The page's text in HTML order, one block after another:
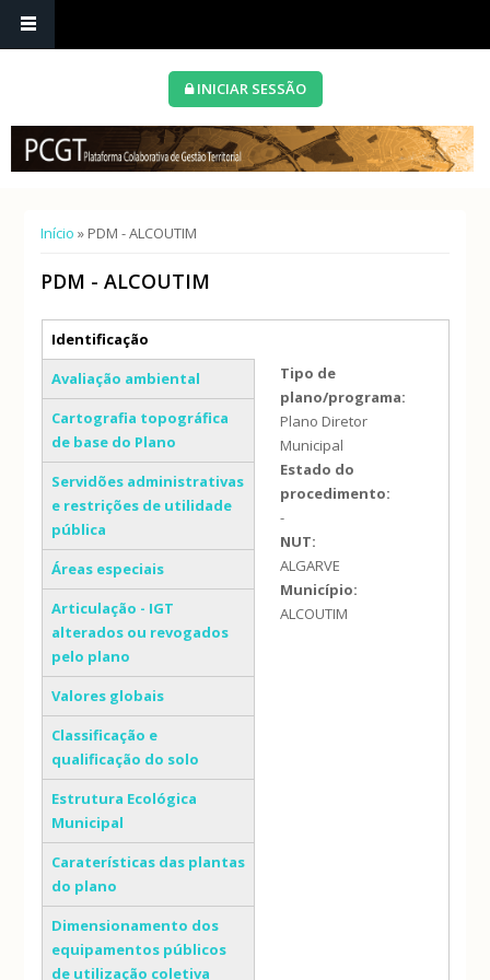
INICIAR SESSÃO
Está aqui
Início » PDM - ALCOUTIM
PDM - ALCOUTIM
Separadores verticais
Identificação
(separador ativo)
Avaliação ambiental
Cartografia topográfica
de base do Plano
Servidões administrativas
e restrições de utilidade
pública
Áreas especiais
Articulação - IGT
alterados ou revogados
pelo plano
Valores globais
Classificação e
qualificação do solo
Estrutura Ecológica
Municipal
Caraterísticas das plantas
do plano
Dimensionamento dos
equipamentos públicos
de utilização coletiva
Tipo de
plano/programa:
Plano Diretor
Municipal
Estado do
procedimento:
-
NUT:
ALGARVE
Município:
ALCOUTIM